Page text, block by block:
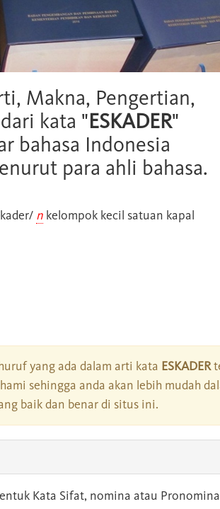
Makna, Pengertian,
kata "ESKADER"
bahasa Indonesia
para ahli bahasa.
n kelompok kecil satuan kapal
yang ada dalam arti kata ESKADER
sehingga anda akan lebih mudah
baik dan benar di situs ini.
Kata Sifat, nomina atau Pronomina